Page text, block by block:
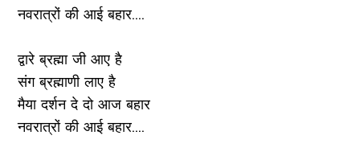
नवरात्रों की आई बहार....
द्वारे ब्रह्मा जी आए है
संग ब्रह्माणी लाए है
मैया दर्शन दे दो आज बहार
नवरात्रों की आई बहार....